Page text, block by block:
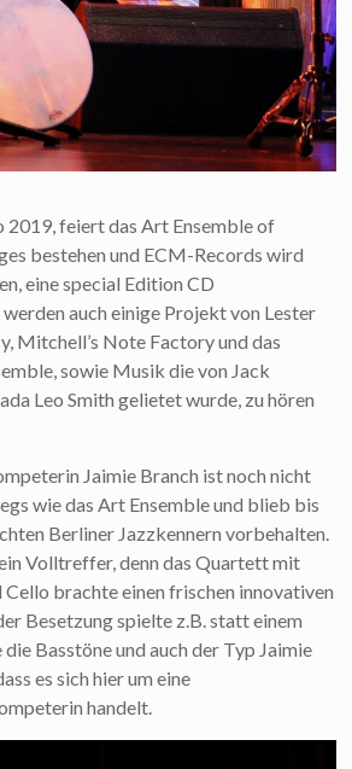
2019, feiert das Art Ensemble of
bestehen und ECM-Records wird
eine special Edition CD
auch einige Projekt von Lester
Mitchell’s Note Factory und das
sowie Musik die von Jack
Leo Smith gelietet wurde, zu hören
Jaimie Branch ist noch nicht
wie das Art Ensemble und blieb bis
Berliner Jazzkennern vorbehalten.
Volltreffer, denn das Quartett mit
Cello brachte einen frischen innovativen
Besetzung spielte z.B. statt einem
Basstöne und auch der Typ Jaimie
es sich hier um eine
handelt.